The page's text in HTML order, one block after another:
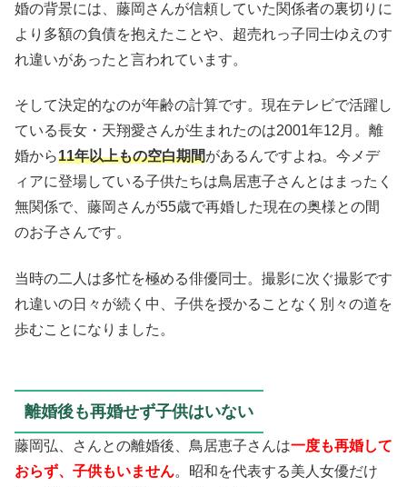
婚の背景には、藤岡さんが信頼していた関係者の裏切りに
より多額の負債を抱えたことや、超売れっ子同士ゆえのす
れ違いがあったと言われています。
そして決定的なのが年齢の計算です。現在テレビで活躍し
ている長女・天翔愛さんが生まれたのは2001年12月。離
婚から11年以上もの空白期間があるんですよね。今メデ
ィアに登場している子供たちは鳥居恵子さんとはまったく
無関係で、藤岡さんが55歳で再婚した現在の奥様との間
のお子さんです。
当時の二人は多忙を極める俳優同士。撮影に次ぐ撮影です
れ違いの日々が続く中、子供を授かることなく別々の道を
歩むことになりました。
離婚後も再婚せず子供はいない
藤岡弘、さんとの離婚後、鳥居恵子さんは一度も再婚して
おらず、子供もいません。昭和を代表する美人女優だけ